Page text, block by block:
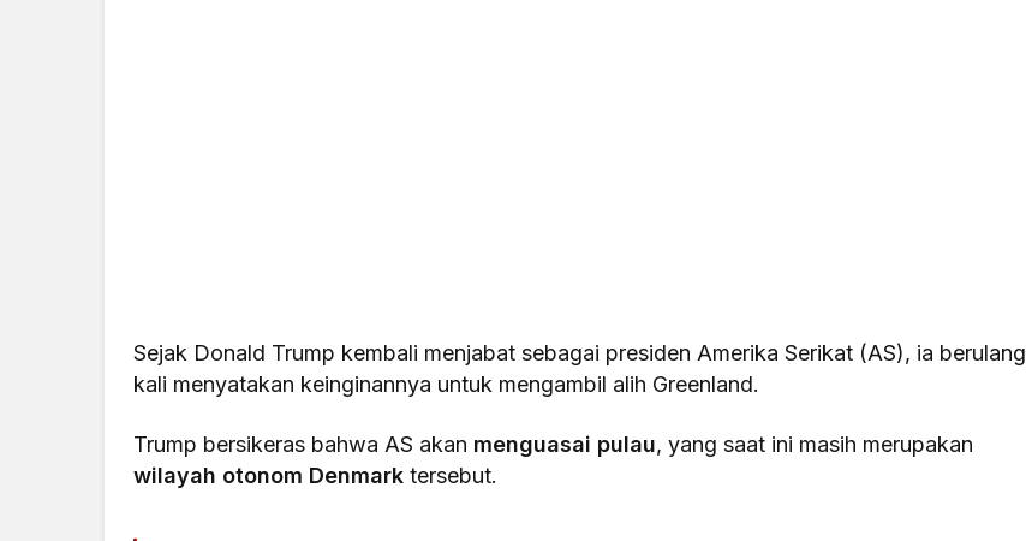
Sejak Donald Trump kembali menjabat sebagai presiden Amerika Serikat (AS), ia berulang
kali menyatakan keinginannya untuk mengambil alih Greenland.
Trump bersikeras bahwa AS akan menguasai pulau, yang saat ini masih merupakan
wilayah otonom Denmark tersebut.